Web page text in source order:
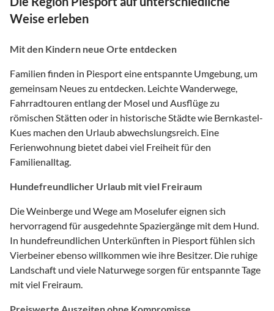
Weise erleben
Mit den Kindern neue Orte entdecken
Familien finden in Piesport eine entspannte Umgebung, um
gemeinsam Neues zu entdecken. Leichte Wanderwege,
Fahrradtouren entlang der Mosel und Ausflüge zu
römischen Stätten oder in historische Städte wie Bernkastel-
Kues machen den Urlaub abwechslungsreich. Eine
Ferienwohnung bietet dabei viel Freiheit für den
Familienalltag.
Hundefreundlicher Urlaub mit viel Freiraum
Die Weinberge und Wege am Moselufer eignen sich
hervorragend für ausgedehnte Spaziergänge mit dem Hund.
In hundefreundlichen Unterkünften in Piesport fühlen sich
Vierbeiner ebenso willkommen wie ihre Besitzer. Die ruhige
Landschaft und viele Naturwege sorgen für entspannte Tage
mit viel Freiraum.